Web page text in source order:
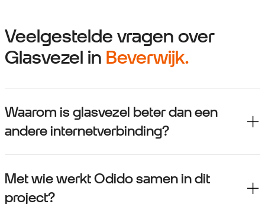
Veelgestelde vragen over
Glasvezel in Beverwijk.
Waarom is glasvezel beter dan een
andere internetverbinding?
Met wie werkt Odido samen in dit
project?